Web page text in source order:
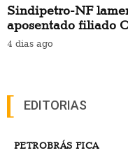
Sindipetro-NF
aposentado filiado
4 dias ago
EDITORIAS
PETROBRÁS FICA